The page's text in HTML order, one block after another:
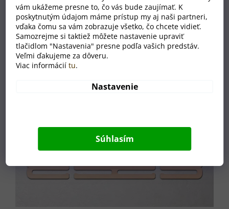
vám ukážeme presne to, čo vás bude zaujímať. K
poskytnutým údajom máme prístup my aj naši partneri,
vďaka čomu sa vám zobrazuje všetko, čo chcete vidieť.
Samozrejme si taktiež môžete nastavenie upraviť
tlačidlom "Nastavenia" presne podľa vašich predstáv.
Veľmi ďakujeme za dôveru.
Viac informáciítu.
Nastavenie
Súhlasím